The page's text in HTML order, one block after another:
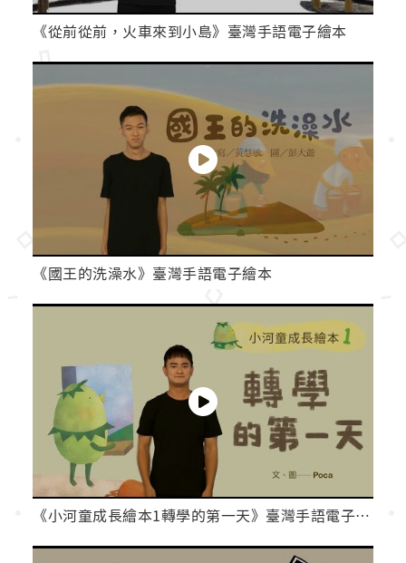
《從前從前，火車來到小島》臺灣手語電子繪本
《國王的洗澡水》臺灣手語電子繪本
《小河童成長繪本1轉學的第一天》臺灣手語電子繪本